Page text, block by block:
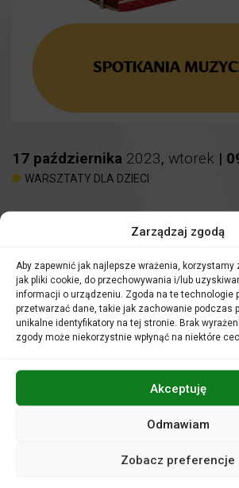
Zarządzaj zgodą
Aby zapewnić jak najlepsze wrażenia,
jak pliki cookie, do przechowywania i/lub
informacji o urządzeniu. Zgoda na te technologie
przetwarzać dane, takie jak zachowanie podczas
unikalne identyfikatory na tej stronie. Brak
zgody może niekorzystnie wpłynąć na niektóre
Akceptuję
Odmawiam
Zobacz preferencje
17 października 2023, wtorek |
WARSZTATY DLA DZIECI
Spotkania muzyczne
Miejsce:Sala kameralna
Bilety:15 zł
Nauczyciele i opiekunowie grup
Filharmonia to wyjątkowa instytucja.
Zapraszamy na lekcję lub audycję